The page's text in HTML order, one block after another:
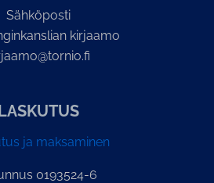
Sähköposti
kirjaamo
ja maksaminen
0193524-6